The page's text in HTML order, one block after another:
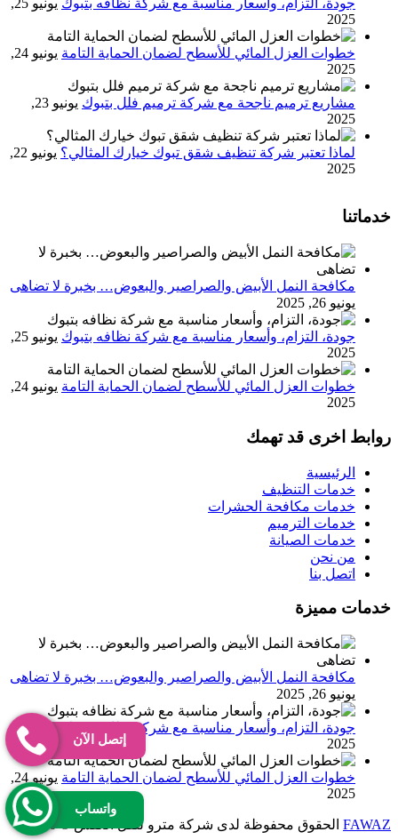
2025
خطوات العزل المائي للأسطح لضمان الحماية التامة
يونيو 24,
2025
مشاريع ترميم ناجحة مع شركة ترميم فلل بتبوك
يونيو 23,
2025
لماذا تعتبر شركة تنظيف شقق تبوك خيارك المثالي؟
يونيو 22,
2025
خدماتنا
مكافحة النمل الأبيض والصراصير والبعوض… بخبرة لا تضاهى
يونيو 26, 2025
جودة، التزام، وأسعار مناسبة مع شركة نظافه بتبوك
يونيو 25,
2025
خطوات العزل المائي للأسطح لضمان الحماية التامة
يونيو 24,
2025
روابط اخرى قد تهمك
الرئيسية
خدمات التنظيف
خدمات مكافحة الحشرات
خدمات الترميم
خدمات الصيانة
من نحن
اتصل بنا
خدمات مميزة
مكافحة النمل الأبيض والصراصير والبعوض… بخبرة لا تضاهى
يونيو 26, 2025
جودة، التزام، وأسعار مناسبة مع شركة نظافه بتبوك
يونيو 25,
2025
خطوات العزل المائي للأسطح لضمان الحماية التامة
يونيو 24,
2025
FAWAZ الحقوق محفوظة لدى شركة مترو لنقل العفش © 2026
إتصل الآن
واتساب